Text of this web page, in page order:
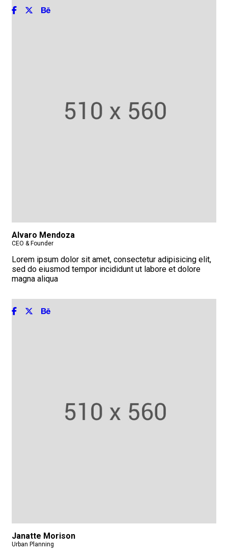
Alvaro Mendoza
CEO & Founder
Lorem ipsum dolor sit amet, consectetur adipisicing elit,
sed do eiusmod tempor incididunt ut labore et dolore
magna aliqua
Janatte Morison
Urban Planning